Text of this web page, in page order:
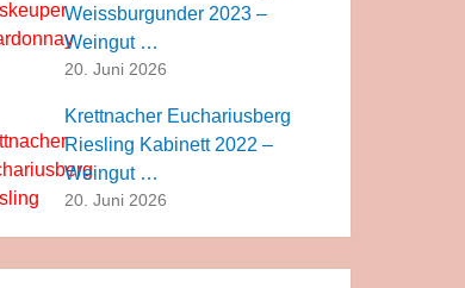
Weissburgunder 2023 –
Weingut …
20. Juni 2026
Krettnacher Euchariusberg
Riesling Kabinett 2022 –
Weingut …
20. Juni 2026